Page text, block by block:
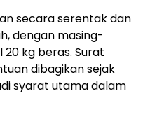
secara serentak dan
dengan masing-
kg beras. Surat
dibagikan sejak
syarat utama dalam